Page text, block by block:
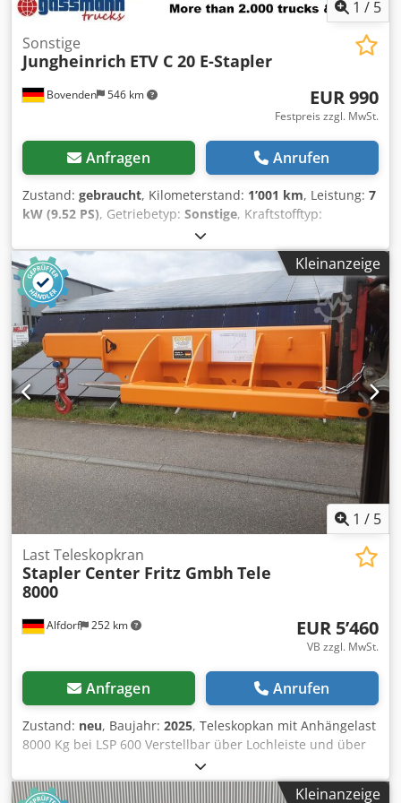
Dksdpfx Aieyr Dkpo Her Preis: 9900,- +MWSt Kann
bundesweit vermietet werden Transpo0rt kann organisiert
werden
1 / 5
Bovenden 546 km
Sonstige
Jungheinrich ETV C 20 E-Stapler
EUR 990
Festpreis zzgl. MwSt.
Anfragen Anrufen
Zustand: gebraucht, Kilometerstand: 1’001 km, Leistung: 7
kW (9.52 PS), Getriebetyp: Sonstige, Kraftstofftyp:
, Leergewicht:
Sitzplätze:1, Erstzulassung:01/2012, Baujahr:2012,
Fahrerkabine:
2’000 kg,
Fahrzeugstandort: Bovenden, Masthöhe ca. 3100mm!
ZUBEHÖRANGABEN OHNE GEWÄHR, Änderungen,
Zwischenverkauf und Irrtümer vorbehalten! Dodpfx
Aisyrqqpj Hjkr - .
Kleinanzeige
1 / 5
Alfdorf 252 km
Last Teleskopkran
Stapler Center Fritz Gmbh Tele
8000
EUR 5’460
VB zzgl. MwSt.
Anfragen Anrufen
Zustand: neu, Baujahr: 2025, Teleskopkan mit Anhängelast
8000 Kg bei LSP 600 Verstellbar über Lochleiste und über
Teleskoprohr Lastdiagram am Kran Dodpfx Ashbm I Toi
Hekr Aufnahme über Stapler Gabelzinken mit Abmessung
Kleinanzeige